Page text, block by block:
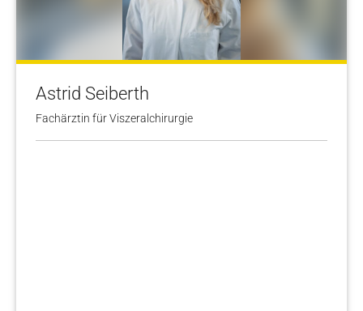
Astrid Seiberth
Fachärztin für Viszeralchirurgie